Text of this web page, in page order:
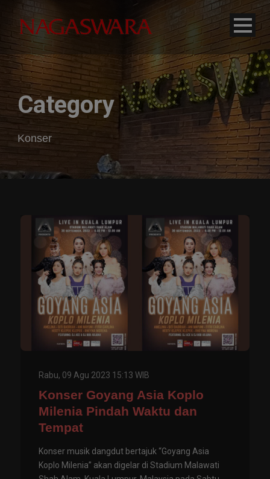
Category
Konser
Rabu, 09 Agu 2023 15:13 WIB
Konser Goyang Asia Koplo
Milenia Pindah Waktu dan
Tempat
Konser musik dangdut bertajuk “Goyang Asia
Koplo Milenia” akan digelar di Stadium Malawati
modal-check